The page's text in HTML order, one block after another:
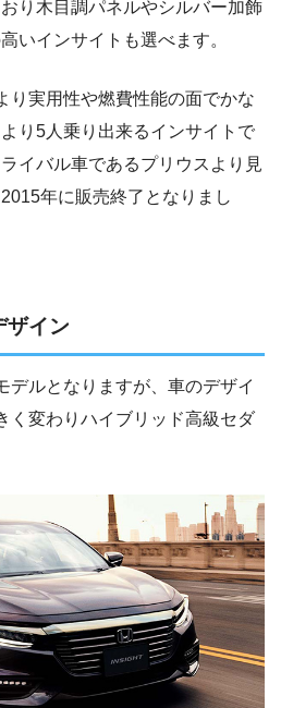
り木目調パネルやシルバー加飾
いインサイトも選べます。
り実用性や燃費性能の面でかな
り5人乗り出来るインサイトで
イバル車であるプリウスより見
年に販売終了となりまし
ザイン
デルとなりますが、車のデザイ
く変わりハイブリッド高級セダ